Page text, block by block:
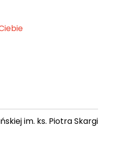
im. ks. Piotra Skargi